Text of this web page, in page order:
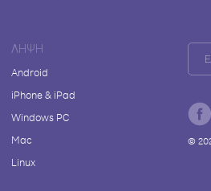
ΛΉΨΗ
Android
iPhone & iPad
Windows PC
Mac
Linux
©